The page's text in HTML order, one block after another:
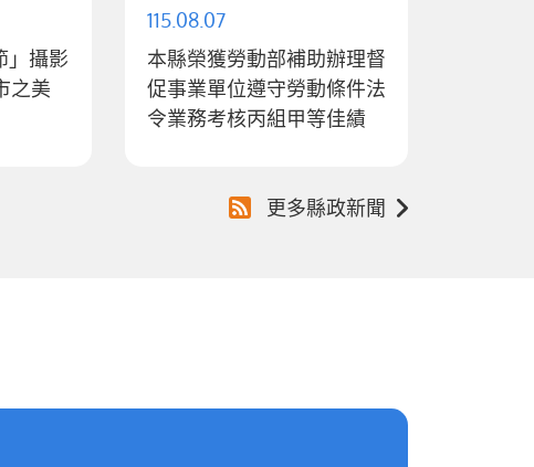
」攝影
之美
115.08.07
本縣榮獲勞動部補助辦理督
促事業單位遵守勞動條件法
令業務考核丙組甲等佳績
更多縣政新聞